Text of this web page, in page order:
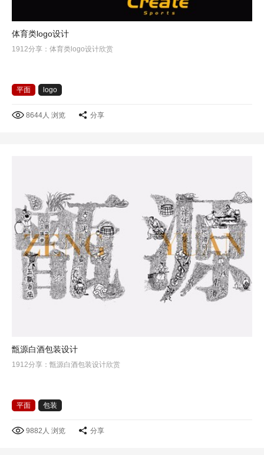
体育类logo设计
1912分享：体育类logo设计欣赏
平面 logo
8644人 浏览 分享
甑源白酒包装设计
1912分享：甑源白酒包装设计欣赏
平面 包装
9882人 浏览 分享